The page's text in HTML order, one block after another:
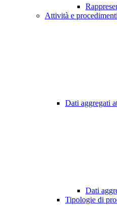
Attività e procedimenti
Dati aggregati
Dati
Tipologie di